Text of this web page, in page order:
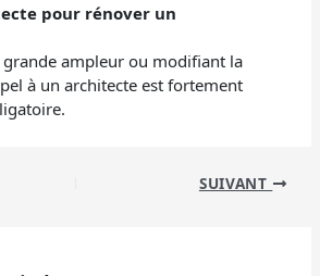
pour rénover un
ampleur ou modifiant la
à un architecte est fortement
SUIVANT